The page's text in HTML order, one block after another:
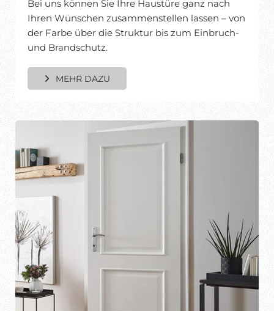
Bei uns können Sie Ihre Haustüre ganz nach
Ihren Wünschen zusammenstellen lassen – von
der Farbe über die Struktur bis zum Einbruch-
und Brandschutz.
MEHR DAZU